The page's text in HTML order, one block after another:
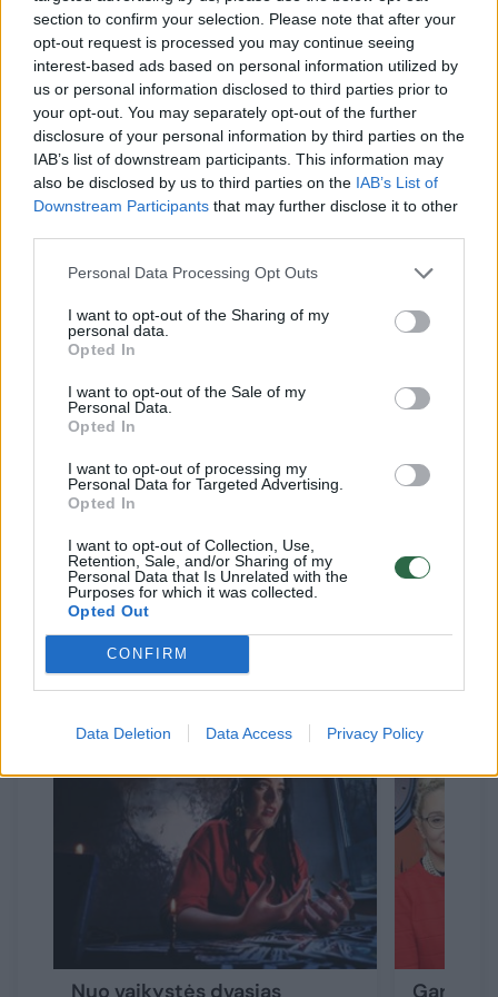
section to confirm your selection. Please note that after your
opt-out request is processed you may continue seeing
interest-based ads based on personal information utilized by
us or personal information disclosed to third parties prior to
your opt-out. You may separately opt-out of the further
disclosure of your personal information by third parties on the
IAB’s list of downstream participants. This information may
also be disclosed by us to third parties on the IAB’s List of
Downstream Participants that may further disclose it to other
Personal Data Processing Opt Outs
I want to opt-out of the Sharing of my
personal data.
Opted In
I want to opt-out of the Sale of my
Personal Data.
Opted In
I want to opt-out of processing my
Personal Data for Targeted Advertising.
Opted In
I want to opt-out of Collection, Use,
Retention, Sale, and/or Sharing of my
Personal Data that Is Unrelated with the
Purposes for which it was collected.
Opted Out
CONFIRM
Data Deletion Data Access Privacy Policy
veikia ir savaitę prieš, ir kelias dienas po
tokio įvykio). Užtemimas jau tūkstančius
metų laikomas blogu ženklu, atimančiu
energiją ir provokuojančiu mus netinkamai
elgtis. Pasak V.Budraitytės, per užtemimą
žmonės neretai elgiasi neapgalvotai, taip pat,
kaip per pilnatį.
Visgi šis Saulės užtemimas Lietuvos labai
stipriai neveiks, tad gruodžio 2-osios
Aglaja. Ji pabrėžė, kad tai – 28 Mėnulio diena,
kurios simbolis – lotosas. Ši diena darni ir
šviesi, mūsų sieloje ir aplink mus tvyros
harmonija. Jei sieksime gerų tikslų, mums
turėtų pasisekti.
Nuo vaikystės dvasias